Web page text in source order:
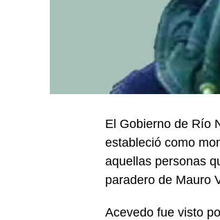
El Gobierno de Río
estableció como
aquellas personas
paradero de Mauro
Acevedo fue visto